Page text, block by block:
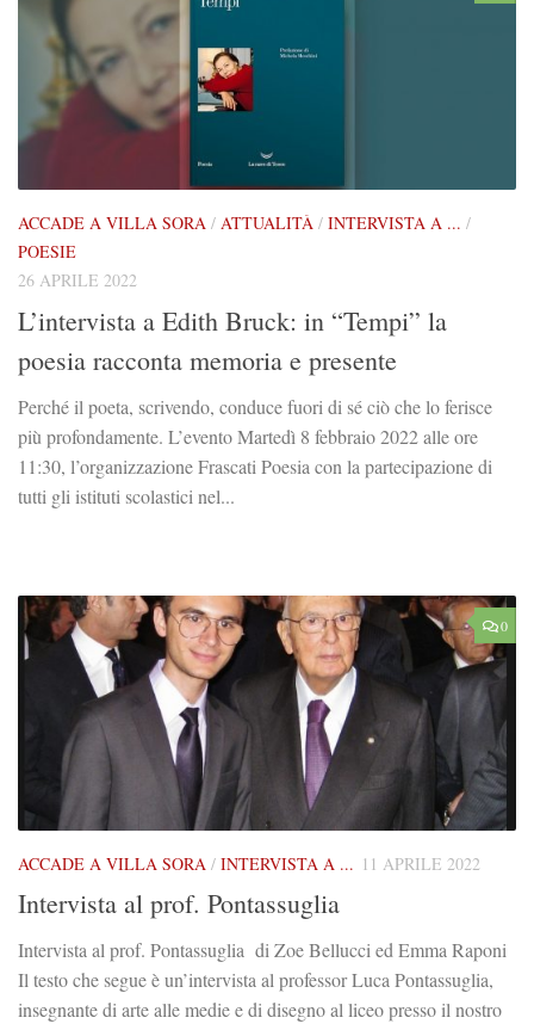
ACCADE A VILLA SORA / ATTUALITÀ / INTERVISTA A ... /
POESIE
26 APRILE 2022
L’intervista a Edith Bruck: in “Tempi” la
poesia racconta memoria e presente
Perché il poeta, scrivendo, conduce fuori di sé ciò che lo ferisce
più profondamente. L’evento Martedì 8 febbraio 2022 alle ore
11:30, l’organizzazione Frascati Poesia con la partecipazione di
tutti gli istituti scolastici nel...
0
ACCADE A VILLA SORA / INTERVISTA A ... 11 APRILE 2022
Intervista al prof. Pontassuglia
Intervista al prof. Pontassuglia di Zoe Bellucci ed Emma Raponi
Il testo che segue è un’intervista al professor Luca Pontassuglia,
insegnante di arte alle medie e di disegno al liceo presso il nostro